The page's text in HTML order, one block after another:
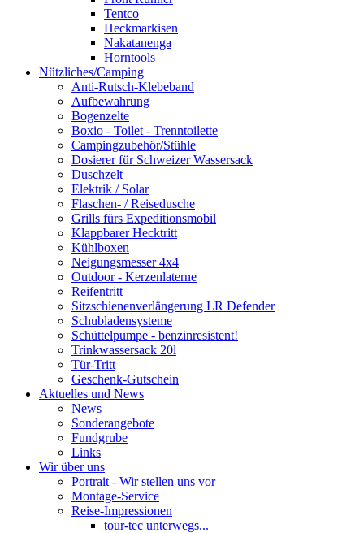
Tentco
Heckmarkisen
Nakatanenga
Horntools
Nützliches/Camping
Anti-Rutsch-Klebeband
Aufbewahrung
Bogenzelte
Boxio - Toilet - Trenntoilette
Campingzubehör/Stühle
Dosierer für Schweizer Wassersack
Duschzelt
Elektrik / Solar
Flaschen- / Reisedusche
Grills fürs Expeditionsmobil
Klappbarer Hecktritt
Kühlboxen
Neigungsmesser 4x4
Outdoor - Kerzenlaterne
Reifentritt
Sitzschienenverlängerung LR Defender
Schubladensysteme
Schüttelpumpe - benzinresistent!
Trinkwassersack 20l
Tür-Tritt
Geschenk-Gutschein
Aktuelles und News
News
Sonderangebote
Fundgrube
Links
Wir über uns
Portrait - Wir stellen uns vor
Montage-Service
Reise-Impressionen
tour-tec unterwegs...